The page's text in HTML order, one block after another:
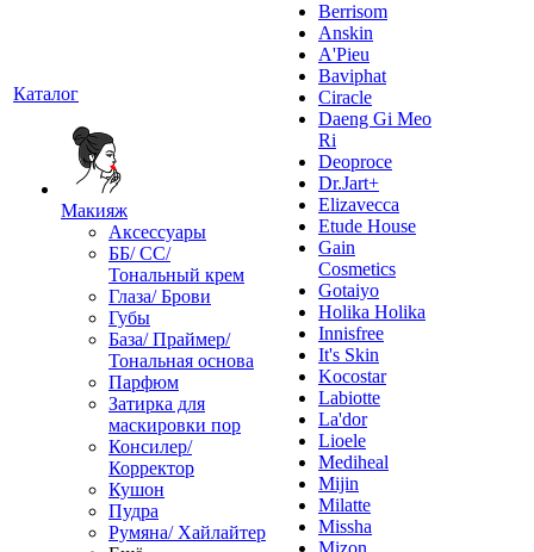
Каталог
Макияж
Аксессуары
ББ/ СС/
Тональный крем
Глаза/ Брови
Губы
База/ Праймер/
Тональная основа
Парфюм
Затирка для
маскировки пор
Консилер/
Корректор
Кушон
Пудра
Румяна/ Хайлайтер
Berrisom
Anskin
A'Pieu
Baviphat
Ciracle
Daeng Gi Meo
Ri
Deoproce
Dr.Jart+
Elizavecca
Etude House
Gain
Cosmetics
Gotaiyo
Holika Holika
Innisfree
It's Skin
Kocostar
Labiotte
La'dor
Lioele
Mediheal
Mijin
Milatte
Missha
Mizon